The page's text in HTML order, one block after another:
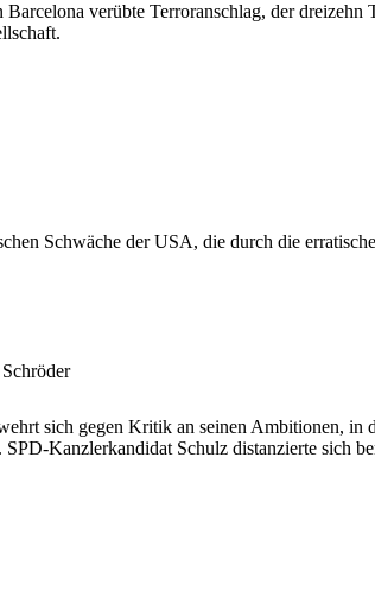
verübte Terroranschlag, der
Schwäche der USA, die durch die
sich gegen Kritik an seinen Ambitionen, in
Kanzlerkandidat Schulz distanzierte sich